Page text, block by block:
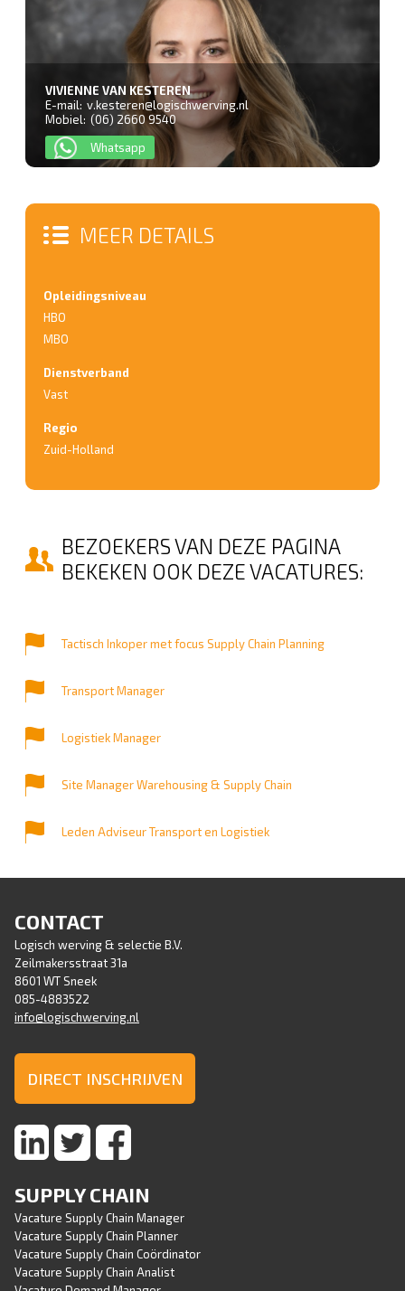
VIVIENNE VAN KESTEREN
E-mail: v.kesteren@logischwerving.nl
Mobiel: (06) 2660 9540
Whatsapp
MEER DETAILS
Opleidingsniveau
HBO
MBO
Dienstverband
Vast
Regio
Zuid-Holland
BEZOEKERS VAN DEZE PAGINA
BEKEKEN OOK DEZE VACATURES:
Tactisch Inkoper met focus Supply Chain Planning
Transport Manager
Logistiek Manager
Site Manager Warehousing & Supply Chain
Leden Adviseur Transport en Logistiek
CONTACT
Logisch werving & selectie B.V.
Zeilmakersstraat 31a
8601 WT Sneek
085-4883522
info@logischwerving.nl
DIRECT INSCHRIJVEN
SUPPLY CHAIN
Vacature Supply Chain Manager
Vacature Supply Chain Planner
Vacature Supply Chain Coördinator
Vacature Supply Chain Analist